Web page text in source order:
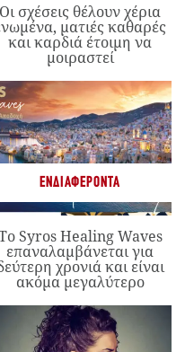
Οι σχέσεις θέλουν χέρια
ματιές καθαρές
και καρδιά έτοιμη να
μοιραστεί
ΕΝΔΙΑΦΈΡΟΝΤΑ
Syros Healing Waves
επαναλαμβάνεται για
χρονιά και είναι
ακόμα μεγαλύτερο